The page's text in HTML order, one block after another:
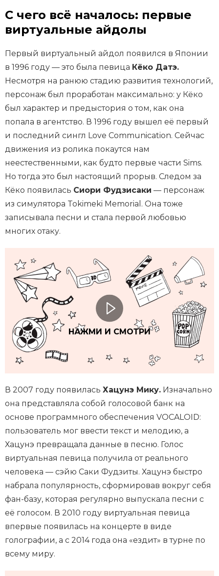
С чего всё началось: первые
виртуальные айдолы
Первый виртуальный айдол появился в Японии
в 1996 году — это была певица Кёко Датэ.
Несмотря на ранюю стадию развития технологий,
персонаж был проработан максимально: у Кёко
был характер и предыстория о том, как она
попала в агентство. В 1996 году вышел её первый
и последний сингл Love Communication. Сейчас
движения из ролика покаутся нам
неестественными, как будто первые части Sims.
Но тогда это был настоящий прорыв. Следом за
Кёко появилась Сиори Фудзисаки — персонаж
из симулятора Tokimeki Memorial. Она тоже
записывала песни и стала первой любовью
многих отаку.
НАЖМИ И СМОТРИ
В 2007 году появилась Хацунэ Мику. Изначально
она представляла собой голосовой банк на
основе программного обеспечения VOCALOID:
пользователь мог ввести текст и мелодию, а
Хацунэ превращала данные в песню. Голос
виртуальная певица получила от реального
человека — сэйю Саки Фудзиты. Хацунэ быстро
набрала популярность, сформировав вокруг себя
фан-базу, которая регулярно выпускала песни с
её голосом. В 2010 году виртуальная певица
впервые появилась на концерте в виде
голографии, а с 2014 года она «ездит» в турне по
всему миру.